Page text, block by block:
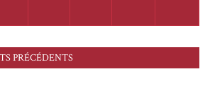
PRÉCÉDENTS